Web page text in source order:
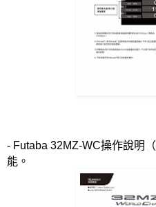
- Futaba 32MZ-WC操作說明（
能。